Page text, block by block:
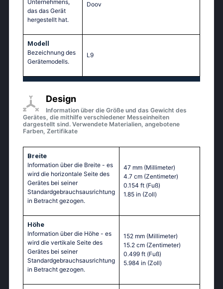
Unternehmens,
das das Gerät
hergestellt hat.
Doov
Modell
Bezeichnung des
Gerätemodells.
L9
Design
Information über die Größe und das Gewicht des
Gerätes, die mithilfe verschiedener Messeinheiten
dargestellt sind. Verwendete Materialien, angebotene
Farben, Zertifikate
Breite
Information über die Breite - es
wird die horizontale Seite des
Gerätes bei seiner
Standardgebrauchsausrichtung
in Betracht gezogen.
47 mm (Millimeter)
4.7 cm (Zentimeter)
0.154 ft (Fuß)
1.85 in (Zoll)
Höhe
Information über die Höhe - es
wird die vertikale Seite des
Gerätes bei seiner
Standardgebrauchsausrichtung
in Betracht gezogen.
152 mm (Millimeter)
15.2 cm (Zentimeter)
0.499 ft (Fuß)
5.984 in (Zoll)